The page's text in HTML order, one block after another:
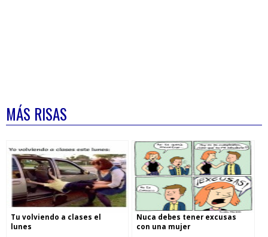
MÁS RISAS
Tu volviendo a clases el
lunes
Nuca debes tener excusas
con una mujer